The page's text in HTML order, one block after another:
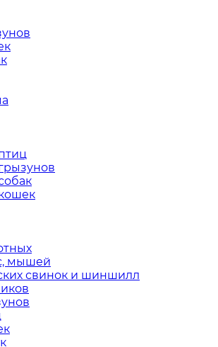
мышей
свинок и шиншилл